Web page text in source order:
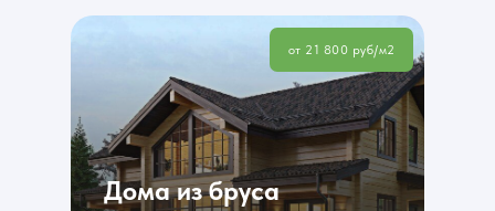
от 21 800 руб/м2
Дома из бруса